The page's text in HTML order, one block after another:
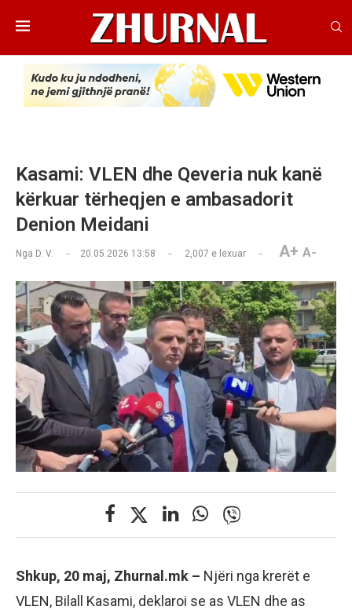
Kasami: VLEN dhe Qeveria nuk kanë
kërkuar tërheqjen e ambasadorit
Denion Meidani
Nga D. V. 20.05.2026 13:58 2,007 e lexuar A+ A-
Shkup, 20 maj, Zhurnal.mk – Njëri nga krerët e
VLEN, Bilall Kasami, deklaroi se as VLEN dhe as